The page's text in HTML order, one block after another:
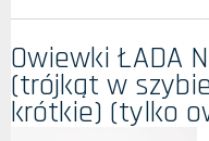
Owiewki ŁADA
(trójkąt w
krótkie) (tylko